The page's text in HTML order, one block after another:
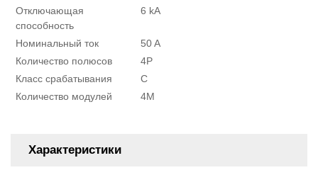
Отключающая
способность
6 kA
Номинальный ток
50 A
Количество полюсов
4P
Класс срабатывания
C
Количество модулей
4M
Характеристики